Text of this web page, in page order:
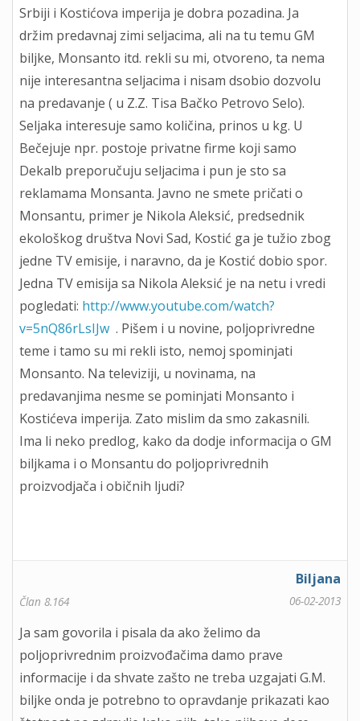
Srbiji i Kostićova imperija je dobra pozadina. Ja
držim predavnaj zimi seljacima, ali na tu temu GM
biljke, Monsanto itd. rekli su mi, otvoreno, ta nema
nije interesantna seljacima i nisam dsobio dozvolu
na predavanje ( u Z.Z. Tisa Bačko Petrovo Selo).
Seljaka interesuje samo količina, prinos u kg. U
Bečejuje npr. postoje privatne firme koji samo
Dekalb preporučuju seljacima i pun je sto sa
reklamama Monsanta. Javno ne smete pričati o
Monsantu, primer je Nikola Aleksić, predsednik
ekološkog društva Novi Sad, Kostić ga je tužio zbog
jedne TV emisije, i naravno, da je Kostić dobio spor.
Jedna TV emisija sa Nikola Aleksić je na netu i vredi
pogledati: http://www.youtube.com/watch?
v=5nQ86rLsIJw . Pišem i u novine, poljoprivredne
teme i tamo su mi rekli isto, nemoj spominjati
Monsanto. Na televiziji, u novinama, na
predavanjima nesme se pominjati Monsanto i
Kostićeva imperija. Zato mislim da smo zakasnili.
Ima li neko predlog, kako da dodje informacija o GM
biljkama i o Monsantu do poljoprivrednih
proizvodjača i običnih ljudi?
Biljana
Član 8.164 06-02-2013
Ja sam govorila i pisala da ako želimo da
poljoprivrednim proizvođačima damo prave
informacije i da shvate zašto ne treba uzgajati G.M.
biljke onda je potrebno to opravdanje prikazati kao